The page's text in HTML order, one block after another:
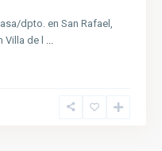
dpto. en San Rafael,
de l ...